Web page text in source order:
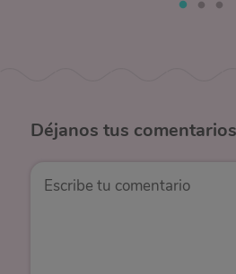
Déjanos tus comentarios